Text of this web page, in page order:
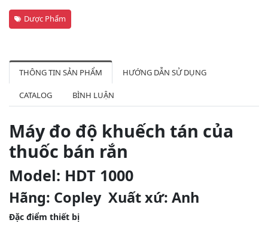
Dược Phẩm
THÔNG TIN SẢN PHẨM HƯỚNG DẪN SỬ DỤNG
CATALOG BÌNH LUẬN
Máy đo độ khuếch tán của
thuốc bán rắn
Model: HDT 1000
Hãng: Copley Xuất xứ: Anh
Đặc điểm thiết bị